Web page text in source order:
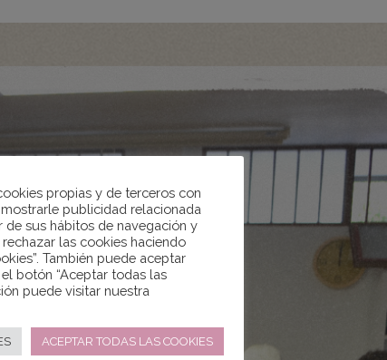
propias y de terceros con
publicidad relacionada
de sus hábitos de navegación y
las cookies haciendo
También puede aceptar
botón “Aceptar todas las
puede visitar nuestra
ACEPTAR TODAS LAS COOKIES